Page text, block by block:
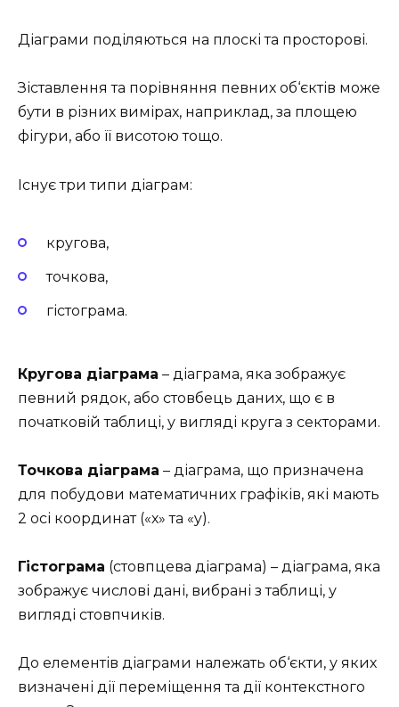
Діаграми поділяються на плоскі та просторові.
Зіставлення та порівняння певних об‘єктів може
бути в різних вимірах, наприклад, за площею
фігури, або її висотою тощо.
Існує три типи діаграм:
кругова,
точкова,
гістограма.
Кругова діаграма – діаграма, яка зображує
певний рядок, або стовбець даних, що є в
початковій таблиці, у вигляді круга з секторами.
Точкова діаграма – діаграма, що призначена
для побудови математичних графіків, які мають
2 осі координат («х» та «y).
Гістограма (стовпцева діаграма) – діаграма, яка
зображує числові дані, вибрані з таблиці, у
вигляді стовпчиків.
До елементів діаграми належать об‘єкти, у яких
визначені дії переміщення та дії контекстного